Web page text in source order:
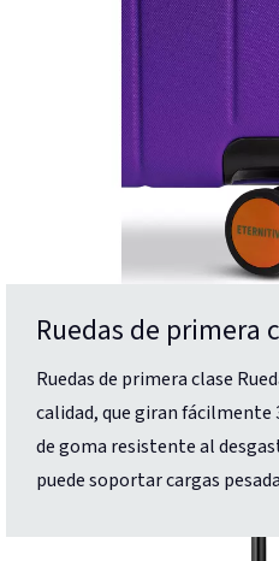
Ruedas de primera
Ruedas de primera clase
calidad, que giran fácilmente
de goma resistente al
puede soportar cargas